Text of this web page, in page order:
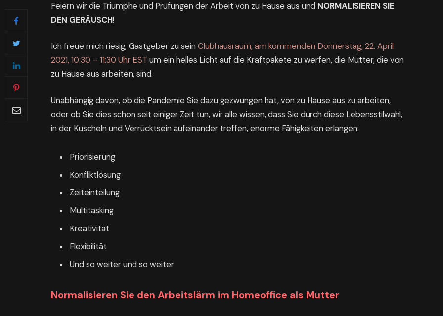
Feiern wir die Triumphe und Prüfungen der Arbeit von zu Hause aus und NORMALISIEREN SIE
DEN GERÄUSCH!
Ich freue mich riesig, Gastgeber zu sein Clubhausraum, am kommenden Donnerstag, 22. April
2021, 10:30 – 11:30 Uhr EST um ein helles Licht auf die Kraftpakete zu werfen, die Mütter, die von
zu Hause aus arbeiten, sind.
Unabhängig davon, ob die Pandemie Sie dazu gezwungen hat, von zu Hause aus zu arbeiten,
oder ob Sie dies schon seit einiger Zeit tun, wir alle wissen, dass Sie durch diese Lebensstilwahl,
in der Kuscheln und Verrücktsein aufeinander treffen, enorme Fähigkeiten erlangen:
Priorisierung
Konfliktlösung
Zeiteinteilung
Multitasking
Kreativität
Flexibilität
Und so weiter und so weiter
Normalisieren Sie den Arbeitslärm im Homeoffice als Mutter